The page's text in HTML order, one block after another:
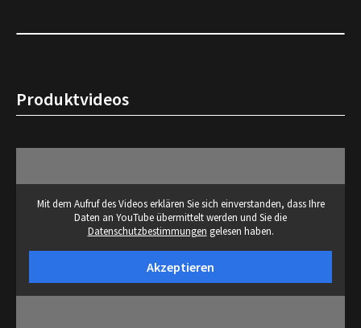
Produktvideos
Mit dem Aufruf des Videos erklären Sie sich einverstanden, dass Ihre
Daten an YouTube übermittelt werden und Sie die
Datenschutzbestimmungen gelesen haben.
Akzeptieren